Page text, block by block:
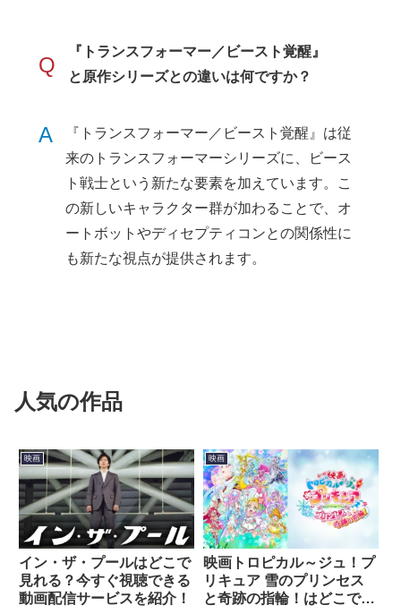
Q
『トランスフォーマー／ビースト覚醒』
と原作シリーズとの違いは何ですか？
A
『トランスフォーマー／ビースト覚醒』は従
来のトランスフォーマーシリーズに、ビース
ト戦士という新たな要素を加えています。こ
の新しいキャラクター群が加わることで、オ
ートボットやディセプティコンとの関係性に
も新たな視点が提供されます。
人気の作品
映画
イン・ザ・プールはどこで
見れる？今すぐ視聴できる
動画配信サービスを紹介！
映画
映画トロピカル～ジュ！プ
リキュア 雪のプリンセス
と奇跡の指輪！はどこで見